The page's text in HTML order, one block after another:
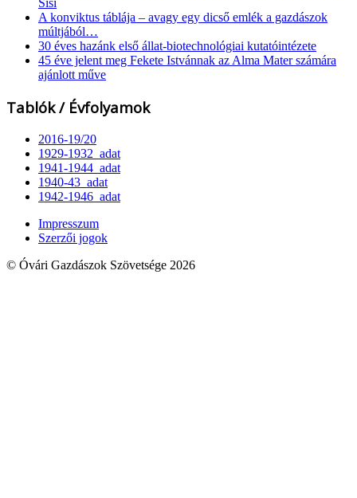
Sisi
A konviktus táblája – avagy egy dicső emlék a gazdászok
múltjából…
30 éves hazánk első állat-biotechnológiai kutatóintézete
45 éve jelent meg Fekete Istvánnak az Alma Mater számára
ajánlott műve
Tablók / Évfolyamok
2016-19/20
1929-1932_adat
1941-1944_adat
1940-43_adat
1942-1946_adat
Impresszum
Szerzői jogok
© Óvári Gazdászok Szövetsége 2026